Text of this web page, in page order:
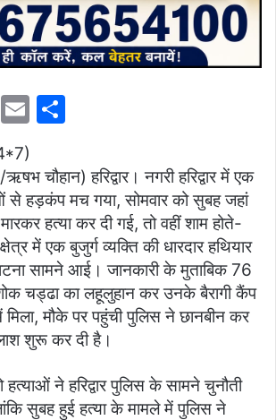
T
E
ai
l
ar
e
चौहान) हरिद्वार। नगरी हरिद्वार में एक
से हड़कंप मच गया, सोमवार को सुबह जहां
हत्या कर दी गई, तो वहीं शाम होते-
में एक बुजुर्ग व्यक्ति की धारदार हथियार
सामने आई। जानकारी के मुताबिक 76
चड्ढा का लहूलुहान कर उनके बैरागी कैंप
मौके पर पहुंची पुलिस ने छानबीन कर
शुरू कर दी है।
हत्याओं ने हरिद्वार पुलिस के सामने चुनौती
सुबह हुई हत्या के मामले में पुलिस ने